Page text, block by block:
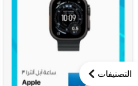
التصنيفات